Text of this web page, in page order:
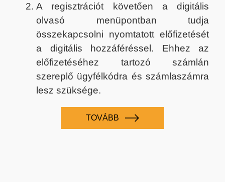
A regisztrációt követően a digitális
olvasó menüpontban tudja
összekapcsolni nyomtatott előfizetését
a digitális hozzáféréssel. Ehhez az
előfizetéséhez tartozó számlán
szereplő ügyfélkódra és számlaszámra
lesz szüksége.
TOVÁBB